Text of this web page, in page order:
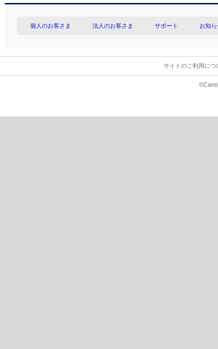
個人のお客さま 法人のお客さま サポート お知
サイトのご利用につ